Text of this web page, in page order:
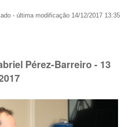
- última modificação14/12/2017 13:35
Pérez-Barreiro - 13